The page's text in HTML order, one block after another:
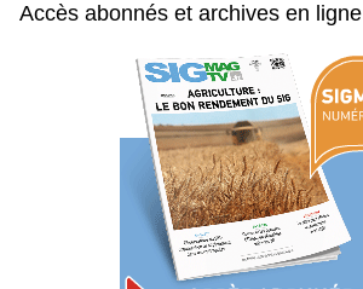
Accès abonnés et archives en ligne